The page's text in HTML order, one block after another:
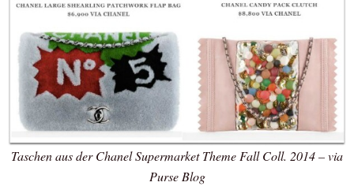
Taschen aus der Chanel Supermarket Theme Fall Coll. 2014 – via
Purse Blog